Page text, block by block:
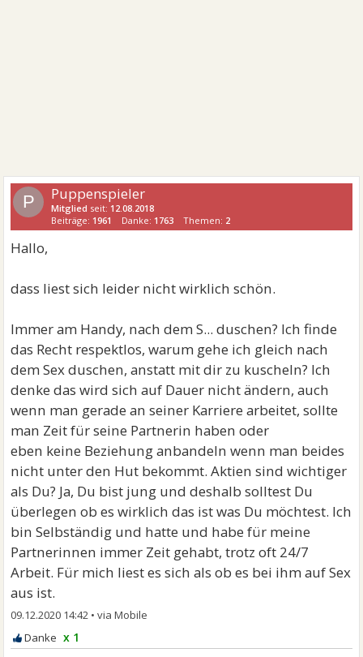
P Puppenspieler
Mitglied seit: 12.08.2018
Beiträge: 1961 Danke: 1763 Themen: 2
Hallo,
dass liest sich leider nicht wirklich schön.
Immer am Handy, nach dem S... duschen? Ich finde
das Recht respektlos, warum gehe ich gleich nach
dem Sex duschen, anstatt mit dir zu kuscheln? Ich
denke das wird sich auf Dauer nicht ändern, auch
wenn man gerade an seiner Karriere arbeitet, sollte
man Zeit für seine Partnerin haben oder
eben keine Beziehung anbandeln wenn man beides
nicht unter den Hut bekommt. Aktien sind wichtiger
als Du? Ja, Du bist jung und deshalb solltest Du
überlegen ob es wirklich das ist was Du möchtest. Ich
bin Selbständig und hatte und habe für meine
Partnerinnen immer Zeit gehabt, trotz oft 24/7
Arbeit. Für mich liest es sich als ob es bei ihm auf Sex
aus ist.
09.12.2020 14:42 •
x 1